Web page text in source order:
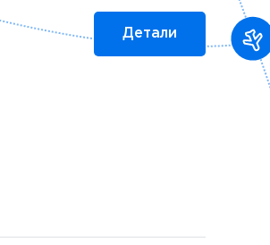
Детали